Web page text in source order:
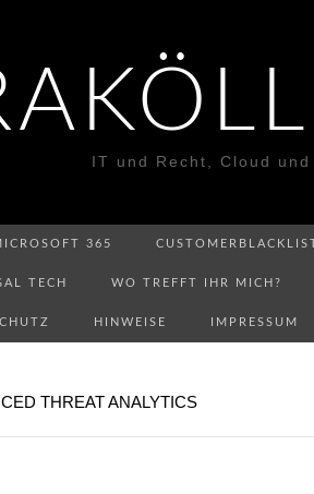
IT und Recht, Cloud und
365
TECH WO TREFFT IHR MICH?
HINWEISE IMPRESSUM
THREAT ANALYTICS